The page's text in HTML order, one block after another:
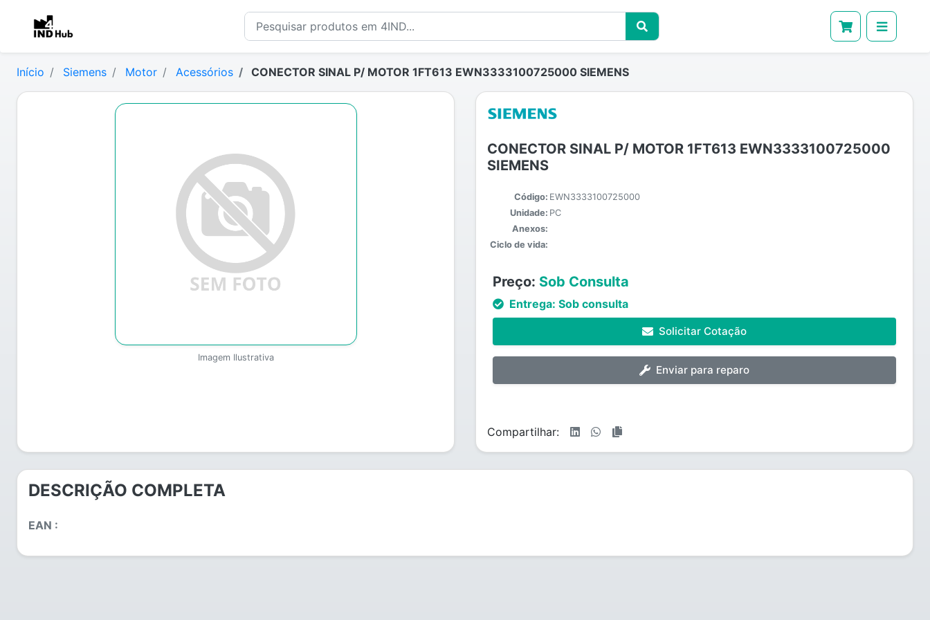
Início Siemens Motor Acessórios CONECTOR SINAL P/ MOTOR 1FT613 EWN3333100725000 SIEMENS
Imagem Ilustrativa
CONECTOR SINAL P/ MOTOR 1FT613 EWN3333100725000
SIEMENS
Código: EWN3333100725000
Unidade: PC
Anexos:
Ciclo de vida:
Preço: Sob Consulta
Entrega: Sob consulta
Solicitar Cotação
Enviar para reparo
Compartilhar:
DESCRIÇÃO COMPLETA
EAN :